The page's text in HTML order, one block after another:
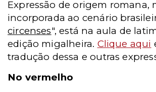
Expressão de origem romana,
incorporada ao cenário
circenses", está na aula de
edição migalheira. Clique aqui
tradução dessa e outras
No vermelho